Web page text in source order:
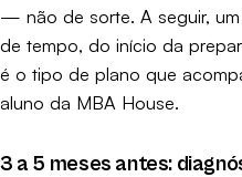
— não de sorte. A seguir,
de tempo, do início da
é o tipo de plano que
aluno da MBA House.
3 a 5 meses antes: